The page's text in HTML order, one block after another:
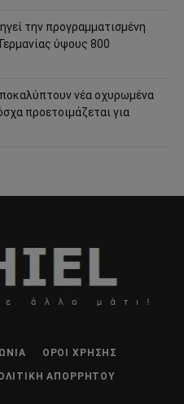
την προγραμματισμένη
ύψους 800
νέα οχυρωμένα
προετοιμάζεται για
ΌΡΟΙ ΧΡΉΣΗΣ
ΑΠΟΡΡΉΤΟΥ